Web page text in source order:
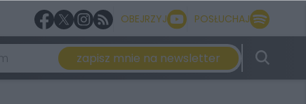
OBEJRZYJ POSŁUCHAJ
zapisz mnie na newsletter